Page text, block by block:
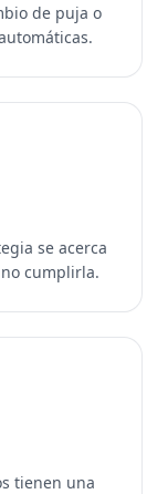
de puja o
se acerca
cumplirla.
tienen una